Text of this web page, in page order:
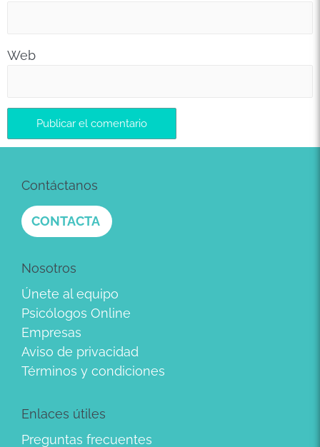
Web
Contáctanos
CONTACTA
Nosotros
Únete al equipo
Psicólogos Online
Empresas
Aviso de privacidad
Términos y condiciones
Enlaces útiles
Preguntas frecuentes